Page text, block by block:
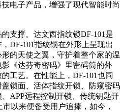
电子产品，增强了现代智能时尚
支撑。达文西指纹锁DF-101是
DF-101指纹锁在外形上呈现出
的天使之翼，守护着整个家的温
《达芬奇密码》里密码筒的外
工艺。在性能上，DF-101也同
锁面、活体指纹开锁、防窥密码
APP远程控制开锁、传统钥匙开
以来便备受用户追捧，如今，